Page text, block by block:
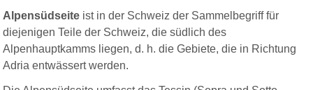
Alpensüdseite ist in der Schweiz der Sammelbegriff für
diejenigen Teile der Schweiz, die südlich des
Alpenhauptkamms liegen, d. h. die Gebiete, die in Richtung
Adria entwässert werden.